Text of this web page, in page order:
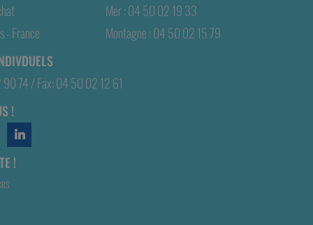
- France
Mer : 04 50 02 19 33
Montagne : 04 50 02 15 79
74 / Fax: 04 50 02 12 61
!
!